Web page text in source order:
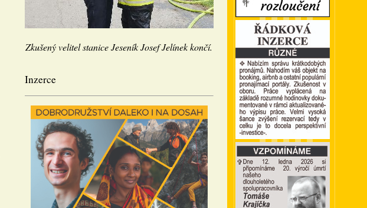
Zkušený velitel stanice Jeseník Josef Jelínek končí.
Inzerce